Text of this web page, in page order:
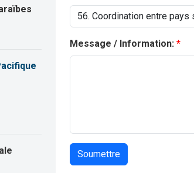
Message / Information: